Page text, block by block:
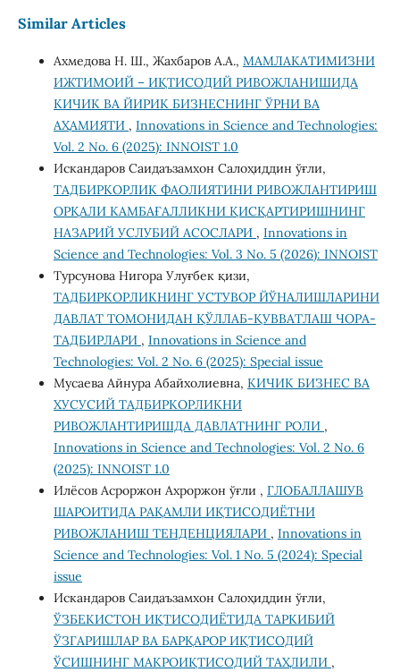
Similar Articles
Ахмедова Н. Ш., Жахбаров А.А., МАМЛАКАТИМИЗНИ
ИЖТИМОИЙ – ИҚТИСОДИЙ РИВОЖЛАНИШИДА
КИЧИК ВА ЙИРИК БИЗНЕСНИНГ ЎРНИ ВА
АҲАМИЯТИ , Innovations in Science and Technologies:
Vol. 2 No. 6 (2025): INNOIST 1.0
Искандаров Саидаъзамхон Салоҳиддин ўғли,
ТАДБИРКОРЛИК ФАОЛИЯТИНИ РИВОЖЛАНТИРИШ
ОРҚАЛИ КАМБАҒАЛЛИКНИ ҚИСҚАРТИРИШНИНГ
НАЗАРИЙ УСЛУБИЙ АСОСЛАРИ , Innovations in
Science and Technologies: Vol. 3 No. 5 (2026): INNOIST
Турсунова Нигора Улуғбек қизи,
ТАДБИРКОРЛИКНИНГ УСТУВОР ЙЎНАЛИШЛАРИНИ
ДАВЛАТ ТОМОНИДАН ҚЎЛЛАБ-ҚУВВАТЛАШ ЧОРА-
ТАДБИРЛАРИ , Innovations in Science and
Technologies: Vol. 2 No. 6 (2025): Special issue
Мусаева Айнура Абайхолиевна, КИЧИК БИЗНЕС ВА
ХУСУСИЙ ТАДБИРКОРЛИКНИ
РИВОЖЛАНТИРИШДА ДАВЛАТНИНГ РОЛИ ,
Innovations in Science and Technologies: Vol. 2 No. 6
(2025): INNOIST 1.0
Илёсов Асроржон Ахроржон ўғли , ГЛОБАЛЛАШУВ
ШАРОИТИДА РАҚАМЛИ ИҚТИСОДИЁТНИ
РИВОЖЛАНИШ ТЕНДЕНЦИЯЛАРИ , Innovations in
Science and Technologies: Vol. 1 No. 5 (2024): Special
issue
Искандаров Саидаъзамхон Салоҳиддин ўғли,
ЎЗБЕКИСТОН ИҚТИСОДИЁТИДА ТАРКИБИЙ
ЎЗГАРИШЛАР ВА БАРҚАРОР ИҚТИСОДИЙ
ЎСИШНИНГ МАКРОИҚТИСОДИЙ ТАҲЛИЛИ ,